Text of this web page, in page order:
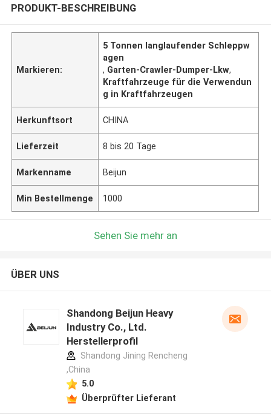
PRODUKT-BESCHREIBUNG
Markieren:
5 Tonnen langlaufender Schleppw
agen
, Garten-Crawler-Dumper-Lkw,
Kraftfahrzeuge für die Verwendun
g in Kraftfahrzeugen
Herkunftsort CHINA
Lieferzeit 8 bis 20 Tage
Markenname Beijun
Min Bestellmenge 1000
Sehen Sie mehr an
ÜBER UNS
Shandong Beijun Heavy
Industry Co., Ltd.
Herstellerprofil
Shandong Jining Rencheng
,China
5.0
Überprüfter Lieferant